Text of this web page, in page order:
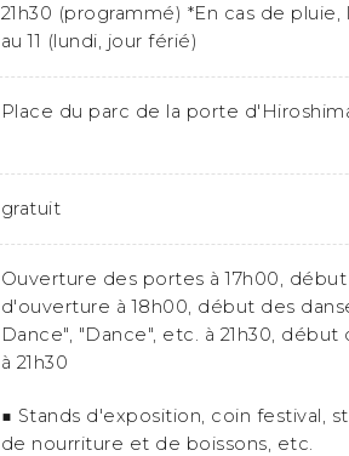
21h30 (programmé) *En cas de
au 11 (lundi, jour férié)
Place du parc de la porte
gratuit
Ouverture des portes à 17h00,
d'ouverture à 18h00, début des
Dance", "Dance", etc. à 21h30,
à 21h30
■ Stands d'exposition, coin festival,
de nourriture et de boissons, etc.